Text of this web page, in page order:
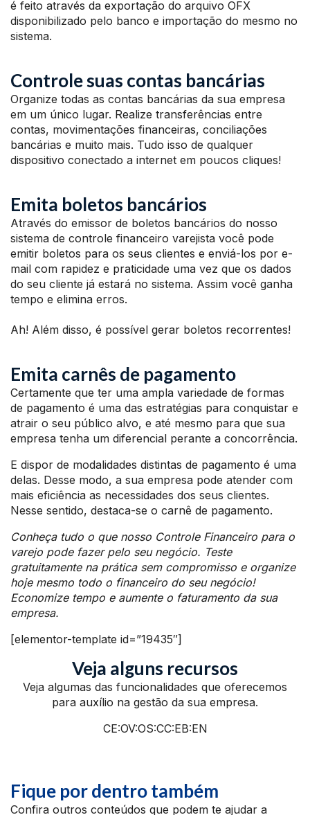
é feito através da exportação do arquivo OFX
disponibilizado pelo banco e importação do mesmo no
sistema.
Controle suas contas bancárias
Organize todas as contas bancárias da sua empresa
em um único lugar. Realize transferências entre
contas, movimentações financeiras, conciliações
bancárias e muito mais. Tudo isso de qualquer
dispositivo conectado a internet em poucos cliques!
Emita boletos bancários
Através do emissor de boletos bancários do nosso
sistema de controle financeiro varejista você pode
emitir boletos para os seus clientes e enviá-los por e-
mail com rapidez e praticidade uma vez que os dados
do seu cliente já estará no sistema. Assim você ganha
tempo e elimina erros.
Ah! Além disso, é possível gerar boletos recorrentes!
Emita carnês de pagamento
Certamente que ter uma ampla variedade de formas
de pagamento é uma das estratégias para conquistar e
atrair o seu público alvo, e até mesmo para que sua
empresa tenha um diferencial perante a concorrência.
E dispor de modalidades distintas de pagamento é uma
delas. Desse modo, a sua empresa pode atender com
mais eficiência as necessidades dos seus clientes.
Nesse sentido, destaca-se o carnê de pagamento.
Conheça tudo o que nosso Controle Financeiro para o
varejo pode fazer pelo seu negócio. Teste
gratuitamente na prática sem compromisso e organize
hoje mesmo todo o financeiro do seu negócio!
Economize tempo e aumente o faturamento da sua
empresa.
[elementor-template id=”19435″]
Veja alguns recursos
Veja algumas das funcionalidades que oferecemos
para auxílio na gestão da sua empresa.
CE:OV:OS:CC:EB:EN
Fique por dentro também
Confira outros conteúdos que podem te ajudar a